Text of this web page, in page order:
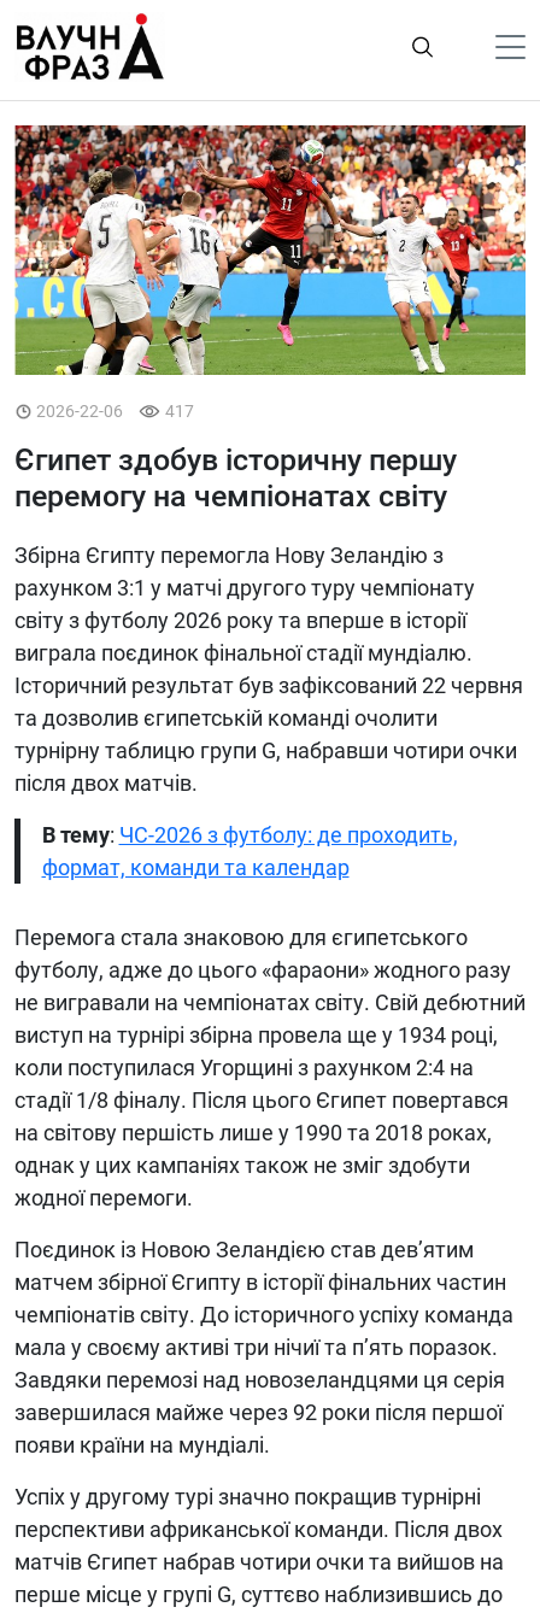
содержимому
Політика
Гроші
Життя
Лайфстайл
ТехноНаука
Людина
Корисності
Ukraine
Про нас
2026-22-06 417
Єгипет здобув історичну першу
перемогу на чемпіонатах світу
Збірна Єгипту перемогла Нову Зеландію з
рахунком 3:1 у матчі другого туру чемпіонату
світу з футболу 2026 року та вперше в історії
виграла поєдинок фінальної стадії мундіалю.
Історичний результат був зафіксований 22 червня
та дозволив єгипетській команді очолити
турнірну таблицю групи G, набравши чотири очки
після двох матчів.
В тему: ЧС-2026 з футболу: де проходить,
формат, команди та календар
Перемога стала знаковою для єгипетського
футболу, адже до цього «фараони» жодного разу
не вигравали на чемпіонатах світу. Свій дебютний
виступ на турнірі збірна провела ще у 1934 році,
коли поступилася Угорщині з рахунком 2:4 на
стадії 1/8 фіналу. Після цього Єгипет повертався
на світову першість лише у 1990 та 2018 роках,
однак у цих кампаніях також не зміг здобути
жодної перемоги.
Поєдинок із Новою Зеландією став дев’ятим
матчем збірної Єгипту в історії фінальних частин
чемпіонатів світу. До історичного успіху команда
мала у своєму активі три нічиї та п’ять поразок.
Завдяки перемозі над новозеландцями ця серія
завершилася майже через 92 роки після першої
появи країни на мундіалі.
Успіх у другому турі значно покращив турнірні
перспективи африканської команди. Після двох
матчів Єгипет набрав чотири очки та вийшов на
перше місце у групі G, суттєво наблизившись до